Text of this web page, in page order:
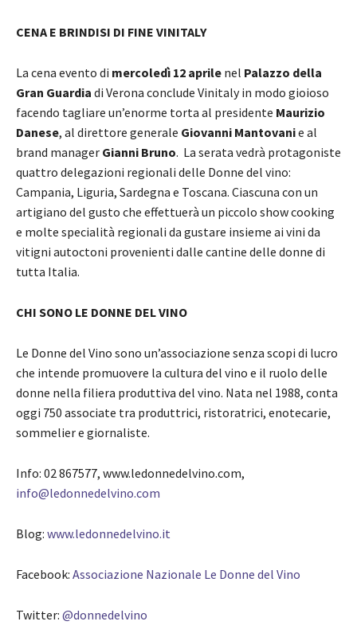
CENA E BRINDISI DI FINE VINITALY
La cena evento di mercoledì 12 aprile nel Palazzo della
Gran Guardia di Verona conclude Vinitaly in modo gioioso
facendo tagliare un’enorme torta al presidente Maurizio
Danese, al direttore generale Giovanni Mantovanie al
brand manager Gianni Bruno. La serata vedrà protagoniste
quattro delegazioni regionali delle Donne del vino:
Campania, Liguria, Sardegna e Toscana. Ciascuna con un
artigiano del gusto che effettuerà un piccolo show cooking
e molte specialità regionali da gustare insieme ai vini da
vitigni autoctoni provenienti dalle cantine delle donne di
tutta Italia.
CHI SONO LE DONNE DEL VINO
Le Donne del Vino sono un’associazione senza scopi di lucro
che intende promuovere la cultura del vino e il ruolo delle
donne nella filiera produttiva del vino. Nata nel 1988, conta
oggi 750 associate tra produttrici, ristoratrici, enotecarie,
sommelier e giornaliste.
Info: 02 867577, www.ledonnedelvino.com,
info@ledonnedelvino.com
Blog: www.ledonnedelvino.it
Facebook: Associazione Nazionale Le Donne del Vino
Twitter: @donnedelvino